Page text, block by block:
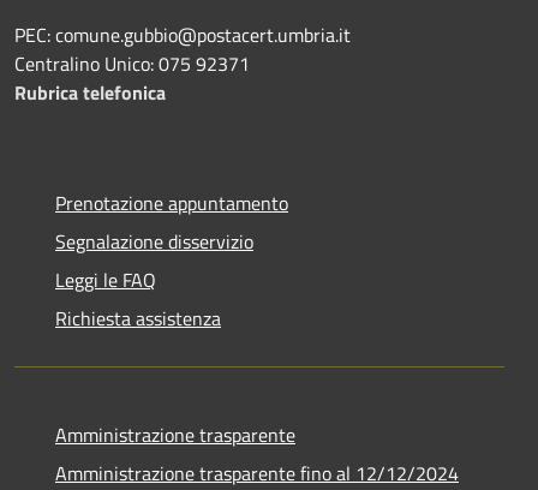
PEC: comune.gubbio@postacert.umbria.it
Centralino Unico: 075 92371
Rubrica telefonica
Prenotazione appuntamento
Segnalazione disservizio
Leggi le FAQ
Richiesta assistenza
Amministrazione trasparente
Amministrazione trasparente fino al 12/12/2024